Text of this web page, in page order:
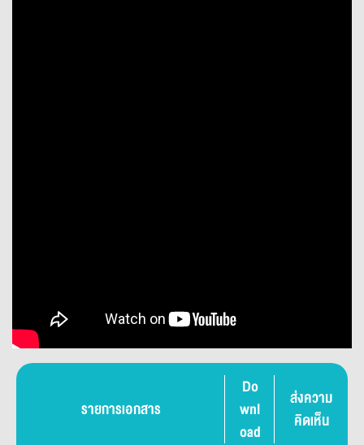
รายการเอกสาร
Do
wnl
oad
ส่งความ
คิดเห็น